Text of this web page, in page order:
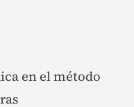
en el método